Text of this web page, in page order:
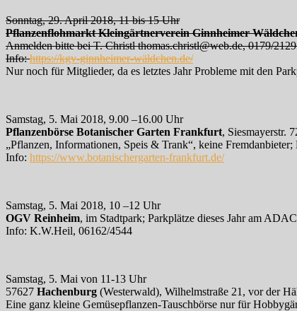
Sonntag, 29. April 2018, 11 bis 15 Uhr
Pflanzenflohmarkt Kleingärtnerverein Ginnheimer
Anmelden bitte bei T. Christl thomas.christl@web.de, 0179/
Info:https://kgv-ginnheimer-wäldchen.de/
Nur noch für Mitglieder, da es letztes Jahr Probleme mit den
Samstag, 5. Mai 2018, 9.00 –16.00 Uhr
Pflanzenbörse Botanischer Garten Frankfurt, Siesmayerstr.
„Pflanzen, Informationen, Speis & Trank“, keine
Info: https://www.botanischergarten-frankfurt.de/
Samstag, 5. Mai 2018, 10 –12 Uhr
OGV Reinheim, im Stadtpark; Parkplätze dieses Jahr am
Info: K.W.Heil, 06162/4544
Samstag, 5. Mai von 11-13 Uhr
57627 Hachenburg (Westerwald), Wilhelmstraße 21, vor der
Eine ganz kleine Gemüsepflanzen-Tauschbörse nur für